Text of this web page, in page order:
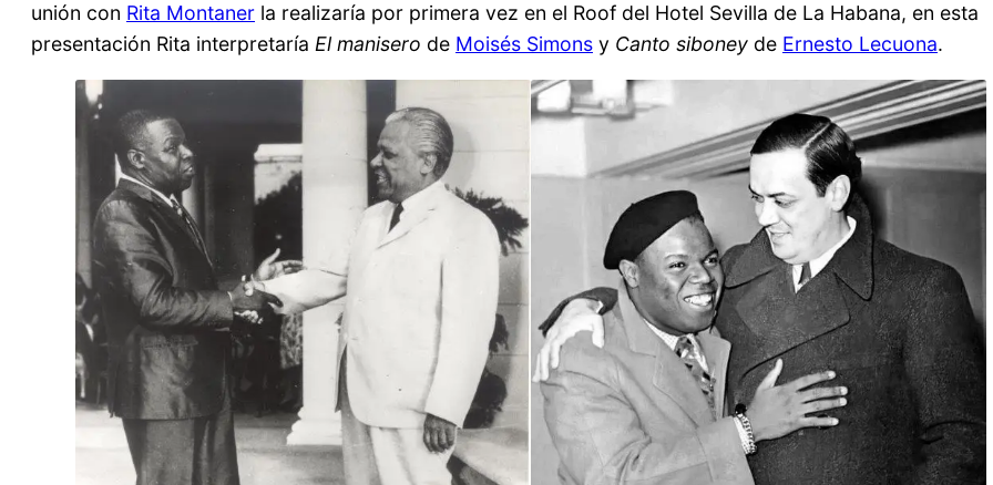
unión con Rita Montaner la realizaría por primera vez en el Roof del Hotel Sevilla de La Habana, en esta
presentación Rita interpretaría El manisero de Moisés Simons y Canto siboney de Ernesto Lecuona.